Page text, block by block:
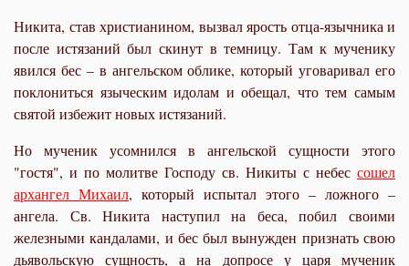
Никита, став христианином, вызвал ярость отца-язычника и
после истязаний был скинут в темницу. Там к мученику
явился бес – в ангельском облике, который уговаривал его
поклониться языческим идолам и обещал, что тем самым
святой избежит новых истязаний.
Но мученик усомнился в ангельской сущности этого
"гостя", и по молитве Господу св. Никиты с небес сошел
архангел Михаил, который испытал этого – ложного –
ангела. Св. Никита наступил на беса, побил своими
железными кандалами, и бес был вынужден признать свою
дьявольскую сущность, а на допросе у царя мученик